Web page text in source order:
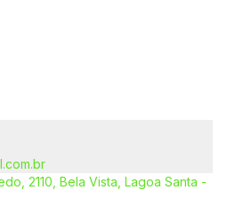
2110, Bela Vista, Lagoa Santa -